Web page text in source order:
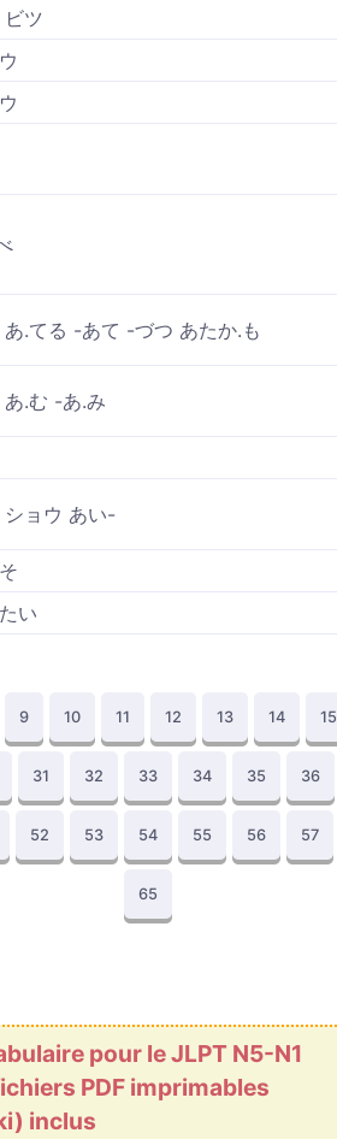
ビツ
あ.てる -あて -づつ あたか.も
.む -あ.み
ショウ あい-
い
9 10 11 12 13 14 15
31 32 33 34 35 36
52 53 54 55 56 57
65
pour le JLPT N5-N1
PDF imprimables
inclus